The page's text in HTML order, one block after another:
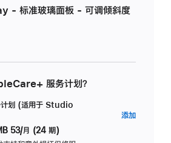
标准玻璃面板 - 可调倾斜度
服务计划？
划 (适用于 Studio
53/月 (24 期)
添加